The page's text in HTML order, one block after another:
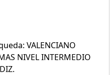
VALENCIANO
NIVEL INTERMEDIO